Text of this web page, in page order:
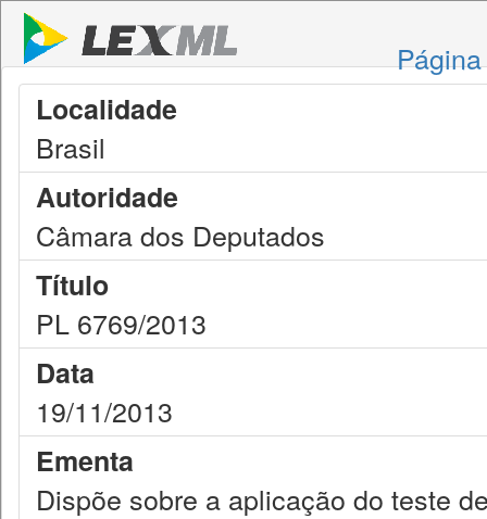
Localidade
Brasil
Autoridade
Câmara dos Deputados
Título
PL 6769/2013
Data
19/11/2013
Ementa
Dispõe sobre a aplicação do teste